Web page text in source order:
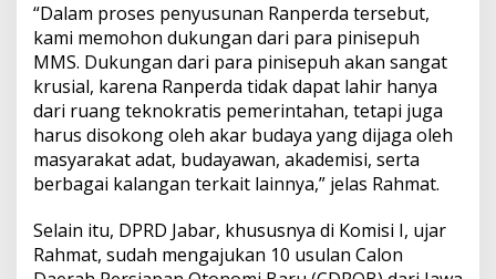
“Dalam proses penyusunan Ranperda tersebut,
kami memohon dukungan dari para pinisepuh
MMS. Dukungan dari para pinisepuh akan sangat
krusial, karena Ranperda tidak dapat lahir hanya
dari ruang teknokratis pemerintahan, tetapi juga
harus disokong oleh akar budaya yang dijaga oleh
masyarakat adat, budayawan, akademisi, serta
berbagai kalangan terkait lainnya,” jelas Rahmat.
Selain itu, DPRD Jabar, khususnya di Komisi I, ujar
Rahmat, sudah mengajukan 10 usulan Calon